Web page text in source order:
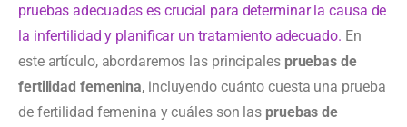
pruebas adecuadas es crucial para determinar la causa de
la infertilidad y planificar un tratamiento adecuado. En
este artículo, abordaremos las principales pruebas de
fertilidad femenina, incluyendo cuánto cuesta una prueba
de fertilidad femenina y cuáles son las pruebas de